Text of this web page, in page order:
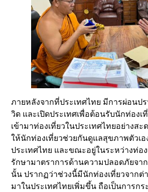
ภายหลังจากที่ประเทศไทย มีการผ่อนป
วิด และเปิดประเทศเพื่อต้อนรับนักท่องเ
เข้ามาท่องเที่ยวในประเทศไทยอย่างส
ให้นักท่องเที่ยวช่วยกันดูแลสุขภาพตัวเอ
ประเทศไทย และขณะอยู่ในระหว่างท่อ
รักษามาตราการด้านความปลอดภัยจา
นั้น ปรากฏว่าช่วงนี้มีนักท่องเที่ยวจากต่
มาในประเทศไทยเพิ่มขึ้น ถือเป็นการกร